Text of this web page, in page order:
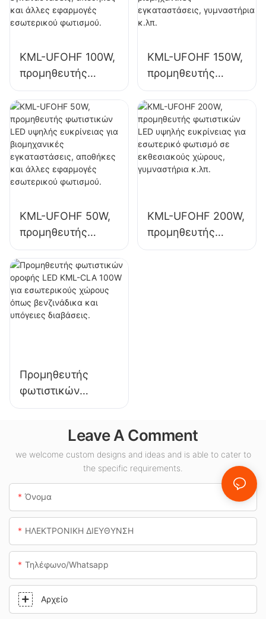
KML-UFOHF 100W,
προμηθευτής
φωτιστικών LED
υψηλής ποιότητας
για βιομηχανικές
εγκαταστάσεις,
αποθήκες και
άλλες εφαρμογές
εσωτερικού
KML-UFOHF 150W,
προμηθευτής
φωτιστικών LED
υψηλής ευκρίνειας
για εσωτερικό
φωτισμό σε
βιομηχανικές
εγκαταστάσεις,
KML-UFOHF 50W,
προμηθευτής
φωτιστικών LED
υψηλής ευκρίνειας
για βιομηχανικές
εγκαταστάσεις,
αποθήκες και
KML-UFOHF 200W,
προμηθευτής
φωτιστικών LED
Προμηθευτής
φωτιστικών
οροφής LED KML-
εσωτερικούς
χώρους όπως
βενζινάδικα και
υπόγειες
διαβάσεις.
Leave A Comment
we welcome custom designs and ideas and is able to cater to
the specific requirements.
Όνομα
ΗΛΕΚΤΡΟΝΙΚΗ ΔΙΕΥΘΥΝΣΗ
Τηλέφωνο/whatsapp
Αρχείο